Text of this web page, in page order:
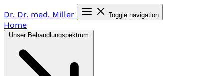
Dr. Dr. med. Miller Toggle navigation
Home